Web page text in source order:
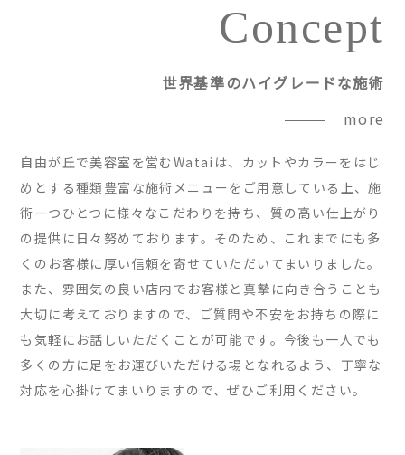
Concept
世界基準のハイグレードな施術
more
自由が丘で美容室を営むWataiは、カットやカラーをはじ
めとする種類豊富な施術メニューをご用意している上、施
術一つひとつに様々なこだわりを持ち、質の高い仕上がり
の提供に日々努めております。そのため、これまでにも多
くのお客様に厚い信頼を寄せていただいてまいりました。
また、雰囲気の良い店内でお客様と真摯に向き合うことも
大切に考えておりますので、ご質問や不安をお持ちの際に
も気軽にお話しいただくことが可能です。今後も一人でも
多くの方に足をお運びいただける場となれるよう、丁寧な
対応を心掛けてまいりますので、ぜひご利用ください。